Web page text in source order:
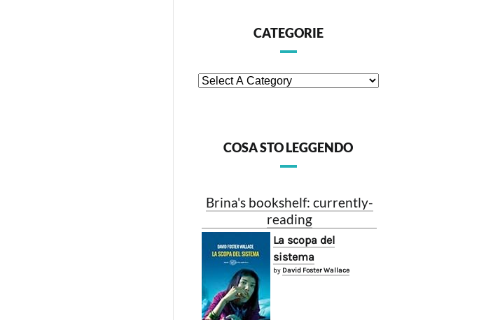
CATEGORIE
COSA STO LEGGENDO
Brina's bookshelf: currently-
reading
La scopa del
sistema
by David Foster Wallace